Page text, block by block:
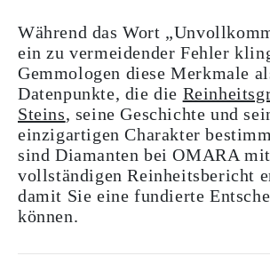
Während das Wort
ein zu vermeidender Fehler
Gemmologen diese Merkmale
Datenpunkte, die die
Steins, seine Geschichte und
einzigartigen Charakter
sind Diamanten bei OMARA
vollständigen Reinheitsbericht
damit Sie eine fundierte
können.